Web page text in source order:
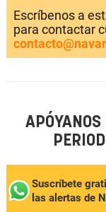
Escríbenos a
para contactar
Suscríbete
las alertas de